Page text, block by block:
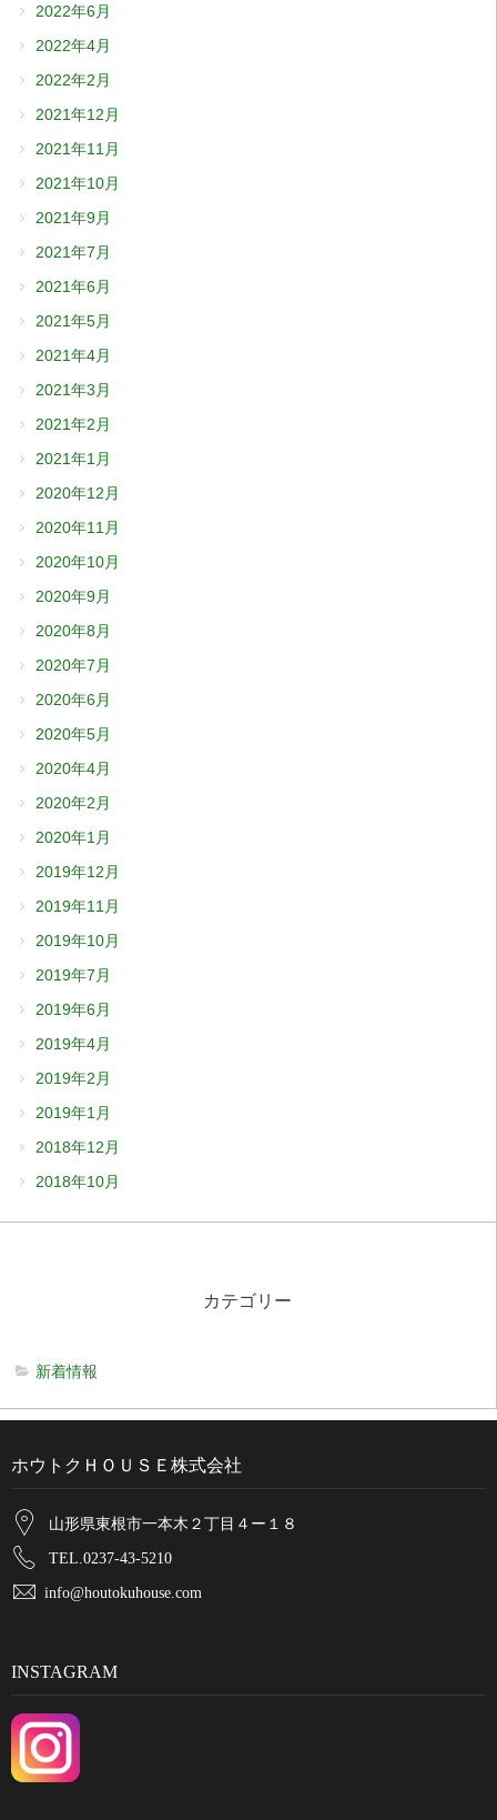
2022年6月
2022年4月
2022年2月
2021年12月
2021年11月
2021年10月
2021年9月
2021年7月
2021年6月
2021年5月
2021年4月
2021年3月
2021年2月
2021年1月
2020年12月
2020年11月
2020年10月
2020年9月
2020年8月
2020年7月
2020年6月
2020年5月
2020年4月
2020年2月
2020年1月
2019年12月
2019年11月
2019年10月
2019年7月
2019年6月
2019年4月
2019年2月
2019年1月
2018年12月
2018年10月
カテゴリー
新着情報
ホウトクＨＯＵＳＥ株式会社
山形県東根市一本木２丁目４ー１８
TEL.0237-43-5210
info@houtokuhouse.com
INSTAGRAM